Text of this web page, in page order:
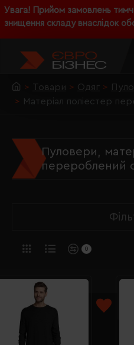
Увага! Прийом замовлень
знищення складу внаслідок
Товари Одяг
Матеріал поліестер
Пуловери,
перероблений
0